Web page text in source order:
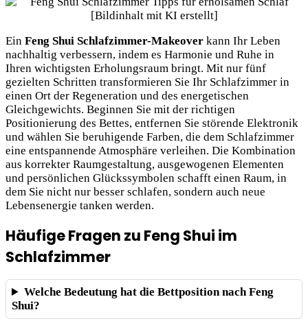
Ein Feng Shui Schlafzimmer-Makeover kann Ihr Leben
nachhaltig verbessern, indem es Harmonie und Ruhe in
Ihren wichtigsten Erholungsraum bringt. Mit nur fünf
gezielten Schritten transformieren Sie Ihr Schlafzimmer in
einen Ort der Regeneration und des energetischen
Gleichgewichts. Beginnen Sie mit der richtigen
Positionierung des Bettes, entfernen Sie störende Elektronik
und wählen Sie beruhigende Farben, die dem Schlafzimmer
eine entspannende Atmosphäre verleihen. Die Kombination
aus korrekter Raumgestaltung, ausgewogenen Elementen
und persönlichen Glückssymbolen schafft einen Raum, in
dem Sie nicht nur besser schlafen, sondern auch neue
Lebensenergie tanken werden.
Häufige Fragen zu Feng Shui im
Schlafzimmer
Welche Bedeutung hat die Bettposition nach Feng
Shui?